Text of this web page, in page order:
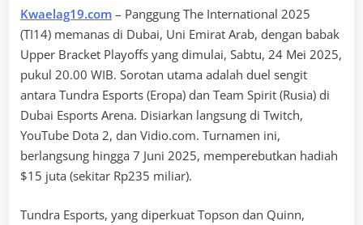
Kwaelag19.com – Panggung The International 2025
(TI14) memanas di Dubai, Uni Emirat Arab, dengan babak
Upper Bracket Playoffs yang dimulai, Sabtu, 24 Mei 2025,
pukul 20.00 WIB. Sorotan utama adalah duel sengit
antara Tundra Esports (Eropa) dan Team Spirit (Rusia) di
Dubai Esports Arena. Disiarkan langsung di Twitch,
YouTube Dota 2, dan Vidio.com. Turnamen ini,
berlangsung hingga 7 Juni 2025, memperebutkan hadiah
$15 juta (sekitar Rp235 miliar).
Tundra Esports, yang diperkuat Topson dan Quinn,